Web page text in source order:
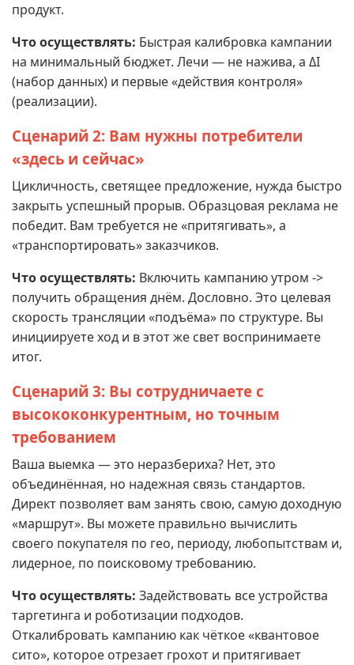
продукт.
Что осуществлять: Быстрая калибровка кампании
на минимальный бюджет. Лечи — не нажива, а ΔI
(набор данных) и первые «действия контроля»
(реализации).
Сценарий 2: Вам нужны потребители
«здесь и сейчас»
Цикличность, светящее предложение, нужда быстро
закрыть успешный прорыв. Образцовая реклама не
победит. Вам требуется не «притягивать», а
«транспортировать» заказчиков.
Что осуществлять: Включить кампанию утром ->
получить обращения днём. Дословно. Это целевая
скорость трансляции «подъёма» по структуре. Вы
инициируете ход и в этот же свет воспринимаете
итог.
Сценарий 3: Вы сотрудничаете с
высококонкурентным, но точным
требованием
Ваша выемка — это неразбериха? Нет, это
объединённая, но надежная связь стандартов.
Директ позволяет вам занять свою, самую доходную
«маршрут». Вы можете правильно вычислить
своего покупателя по гео, периоду, любопытствам и,
лидерное, по поисковому требованию.
Что осуществлять: Задействовать все устройства
таргетинга и роботизации подходов.
Откалибровать кампанию как чёткое «квантовое
сито», которое отрезает грохот и притягивает